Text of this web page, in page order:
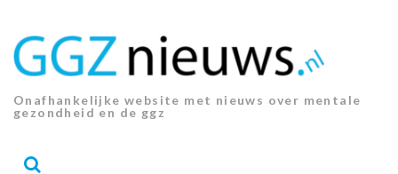
inhoud.
Onafhankelijke website met nieuws over mentale
gezondheid en de ggz